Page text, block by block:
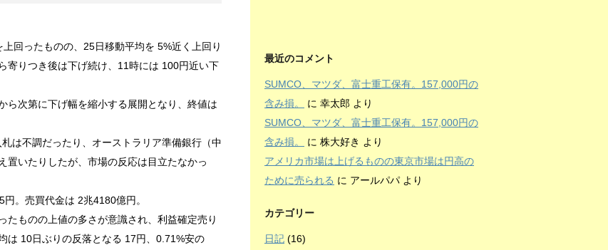
回ったものの、25日移動平均を 5%近く上回り
寄りつき後は下げ続け、11時には 100円近い下
ら次第に下げ幅を縮小する展開となり、終値は
は不調だったり、オーストラリア準備銀行（中
置いたりしたが、市場の反応は目立たなかっ
。売買代金は 2兆4180億円。
たものの上値の多さが意識され、利益確定売り
は 10日ぶりの反落となる 17円、0.71%安の
最近のコメント
SUMCO、マツダ、富士重工保有。157,000円の
含み損。
に 幸太郎 より
SUMCO、マツダ、富士重工保有。157,000円の
含み損。
に 株大好き より
アメリカ市場は上げるものの東京市場は円高の
ために売られる に アールパパ より
カテゴリー
日記 (16)